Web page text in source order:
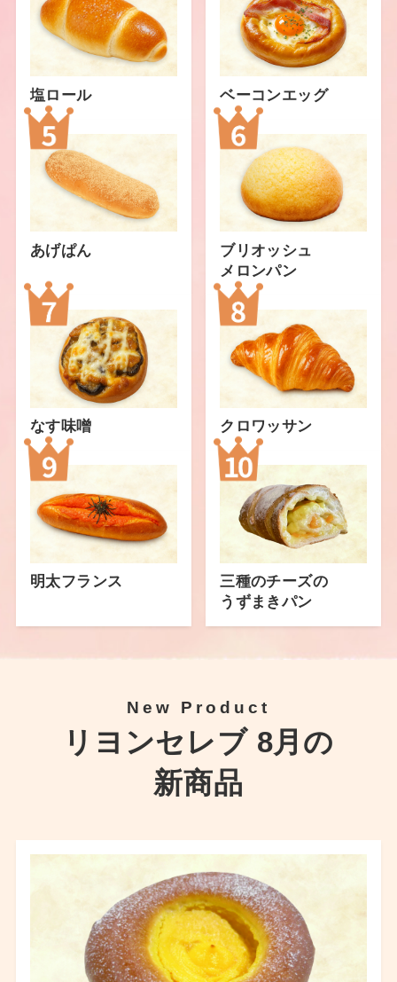
塩ロール ベーコンエッグ
あげぱん
ブリオッシュ
メロンパン
なす味噌 クロワッサン
明太フランス
三種のチーズの
うずまきパン
New Product
リヨンセレブ 8月の
新商品